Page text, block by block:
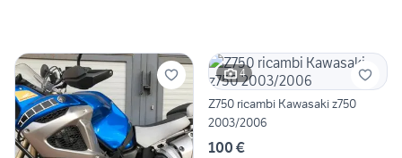
4
Z750 ricambi Kawasaki z750
2003/2006
100 €